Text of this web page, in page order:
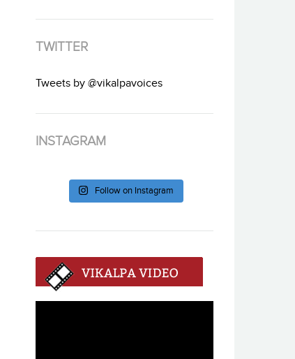
TWITTER
Tweets by @vikalpavoices
INSTAGRAM
Follow on Instagram